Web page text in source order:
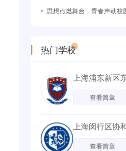
思想点燃舞台，青春声动
热门学校
上海浦东新区
查看简章
上海闵行区协
查看简章